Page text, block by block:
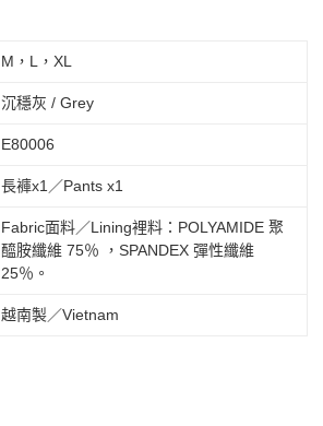
M，L，XL
沉穩灰 / Grey
E80006
長褲x1／Pants x1
Fabric面料／Lining裡料：POLYAMIDE 聚
醯胺纖維 75％ ，SPANDEX 彈性纖維
25％。
越南製／Vietnam